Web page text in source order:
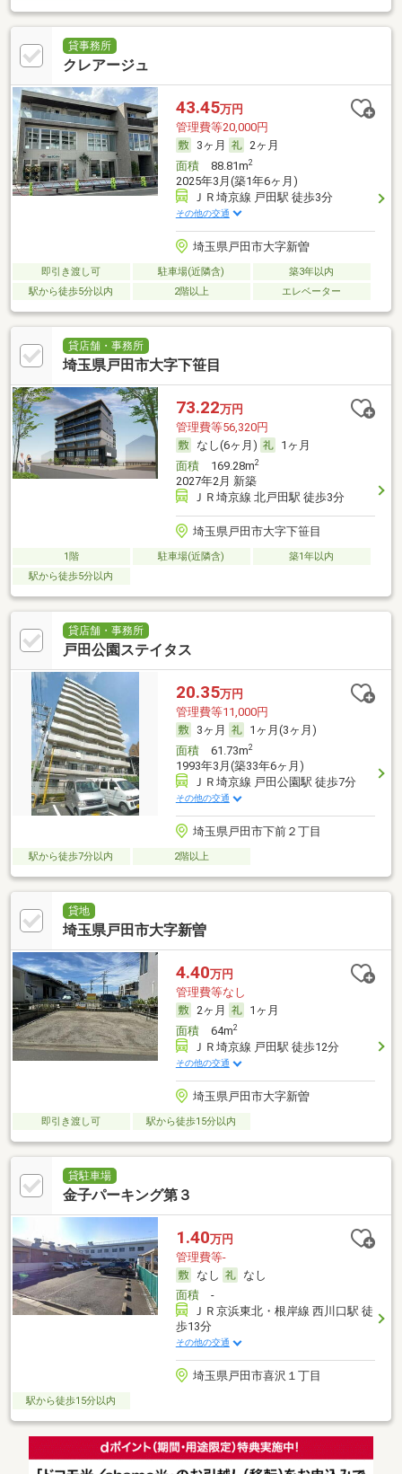
貸事務所
クレアージュ
43.45万円
管理費等20,000円
3ヶ月
2ヶ月
面積88.81m2
2025年3月(築1年6ヶ月)
ＪＲ埼京線 戸田駅 徒歩3分
その他の交通
埼玉県戸田市大字新曽
即引き渡し可 駐車場(近隣含)
築3年以内
駅から徒歩5分以内
2階以上 エレベーター
貸店舗・事務所
埼玉県戸田市大字下笹目
73.22万円
管理費等56,320円
なし(6ヶ月)
1ヶ月
面積169.28m2
2027年2月 新築
ＪＲ埼京線 北戸田駅 徒歩3分
埼玉県戸田市大字下笹目
1階 駐車場(近隣含)
築1年以内
駅から徒歩5分以内
貸店舗・事務所
戸田公園ステイタス
20.35万円
管理費等11,000円
3ヶ月
1ヶ月(3ヶ月)
面積61.73m2
1993年3月(築33年6ヶ月)
ＪＲ埼京線 戸田公園駅 徒歩7分
その他の交通
埼玉県戸田市下前２丁目
駅から徒歩7分以内 2階以上
貸地
埼玉県戸田市大字新曽
4.40万円
管理費等なし
2ヶ月
1ヶ月
面積64m2
ＪＲ埼京線 戸田駅 徒歩12分
その他の交通
埼玉県戸田市大字新曽
即引き渡し可 駅から徒歩15分以内
貸駐車場
金子パーキング第３
1.40万円
管理費等-
なし
なし
面積-
ＪＲ京浜東北・根岸線 西川口駅 徒
歩13分
その他の交通
埼玉県戸田市喜沢１丁目
駅から徒歩15分以内